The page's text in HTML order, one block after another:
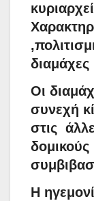
διαμάχες
Οι
συνεχή
στις
δομικούς
Η